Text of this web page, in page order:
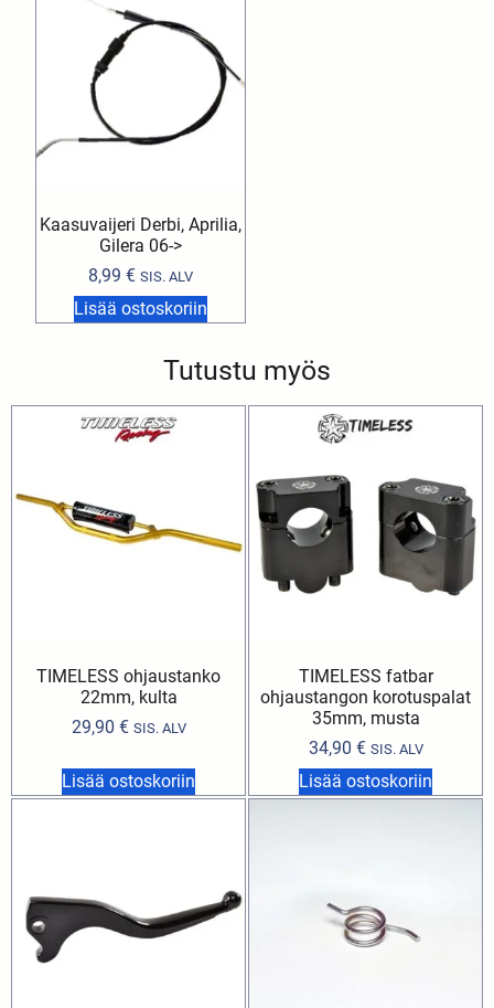
Kaasuvaijeri Derbi, Aprilia,
Gilera 06->
8,99€ SIS. ALV
Lisää ostoskoriin
Tutustu myös
TIMELESS ohjaustanko
22mm, kulta
29,90 € SIS. ALV
Lisää ostoskoriin
TIMELESS fatbar
ohjaustangon korotuspalat
35mm, musta
34,90 € SIS. ALV
Lisää ostoskoriin